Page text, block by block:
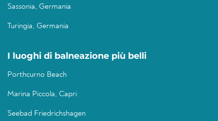
Sassonia, Germania
Turingia, Germania
I luoghi di balneazione più belli
Porthcurno Beach
Marina Piccola, Capri
Seebad Friedrichshagen